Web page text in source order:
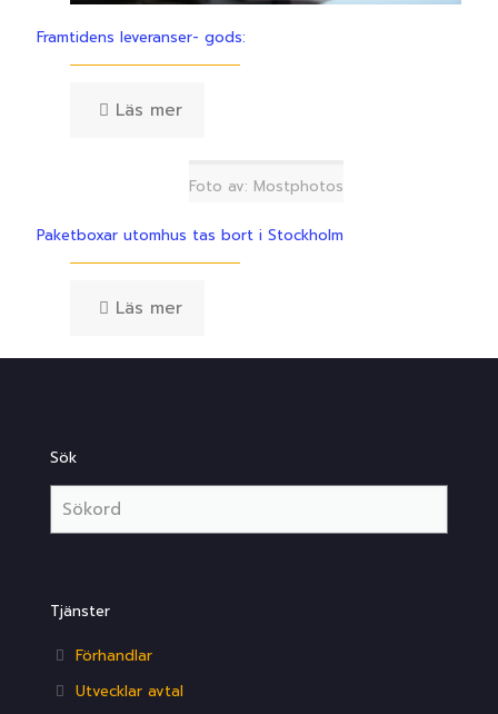
Framtidens leveranser- gods:
Läs mer
Foto av: Mostphotos
Paketboxar utomhus tas bort i Stockholm
Läs mer
Sök
Tjänster
Förhandlar
Utvecklar avtal